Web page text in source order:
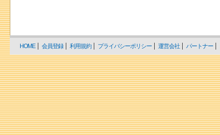
HOME 会員登録 利用規約 プライバシーポリシー 運営会社 パートナー